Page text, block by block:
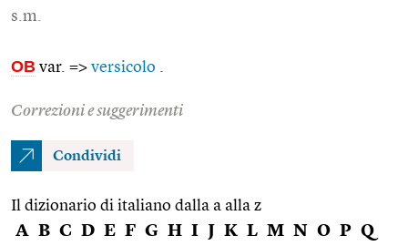
s.m.
OB var. => versicolo
Correzioni e suggerimenti
Condividi
Il dizionario di italiano dalla a alla z
A B C D E F G H I J K L M N O P Q